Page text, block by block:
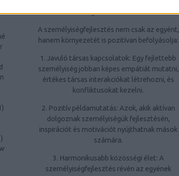
)
)
környezet számára
A személyiségfejlesztés nem csak az egyént,
hanem környezetét is pozitívan befolyásolja:
1. Javuló társas kapcsolatok: Egy fejlettebb
személyiség jobban képes empátiát mutatni,
értékes társas interakciókat létrehozni, és
konfliktusokat kezelni.
2. Pozitív példamutatás: Azok, akik aktívan
dolgoznak személyiségük fejlesztésén,
inspirációt és motivációt nyújthatnak mások
számára.
3. Harmonikusabb közösségi élet: A
személyiségfejlesztés révén az egyének